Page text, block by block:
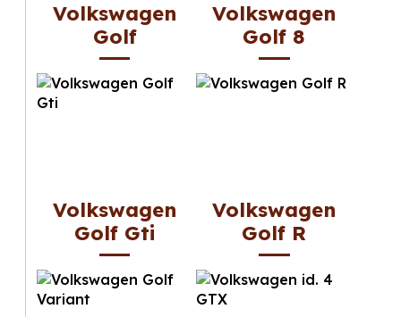
Volkswagen
Golf
Volkswagen
Golf 8
Volkswagen
Golf Gti
Volkswagen
Golf R